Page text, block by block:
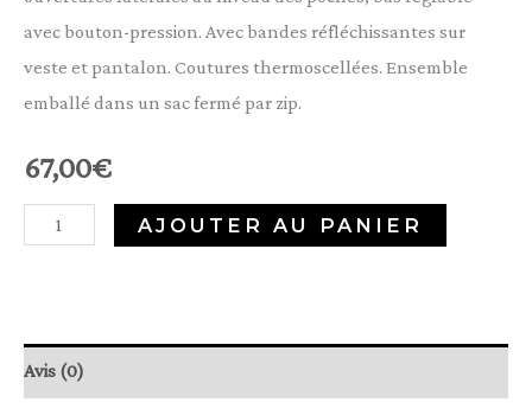
avec bouton-pression. Avec bandes réfléchissantes sur
veste et pantalon. Coutures thermoscellées. Ensemble
emballé dans un sac fermé par zip.
67,00€
AJOUTER AU PANIER
Avis (0)